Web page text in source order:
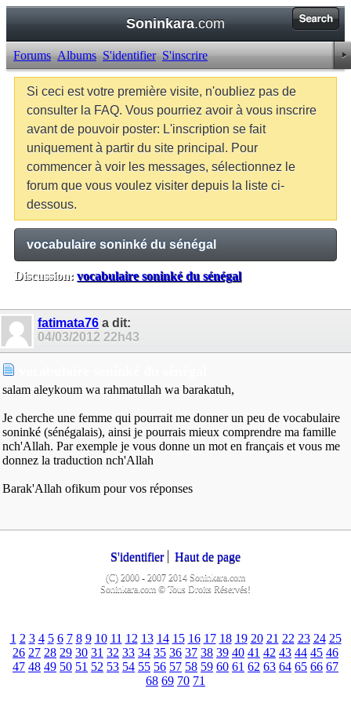
Soninkara.com
Forums Albums S'identifier S'inscrire
Si ceci est votre première visite, n'oubliez pas de
consulter la FAQ. Vous pourriez avoir à vous inscrire
avant de pouvoir poster: L'inscription se fait
uniquement à partir du site principal. Pour
commencer à voir les messages, sélectionnez le
forum que vous voulez visiter depuis la liste ci-
dessous.
vocabulaire soninké du sénégal
Discussion: vocabulaire soninké du sénégal
fatimata76 a dit:
04/03/2012 22h43
salam aleykoum wa rahmatullah wa barakatuh,
Je cherche une femme qui pourrait me donner un peu de vocabulaire
soninké (sénégalais), ainsi je pourrais mieux comprendre ma famille
nch'Allah. Par exemple je vous donne un mot en français et vous me
donnez la traduction nch'Allah
Barak'Allah ofikum pour vos réponses
S'identifier Haut de page
(C) 2000 - 2007 2014 Soninkara.com
Soninkara.com © Tous Droits Réservés!
1 2 3 4 5 6 7 8 9 10 11 12 13 14 15 16 17 18 19 20 21 22 23 24 25
26 27 28 29 30 31 32 33 34 35 36 37 38 39 40 41 42 43 44 45 46
47 48 49 50 51 52 53 54 55 56 57 58 59 60 61 62 63 64 65 66 67
68 69 70 71